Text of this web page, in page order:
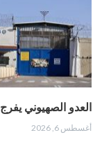
العدو الصهيوني يفرج عن 3 أسرى فلسطينيين في
أغسطس 6, 2026